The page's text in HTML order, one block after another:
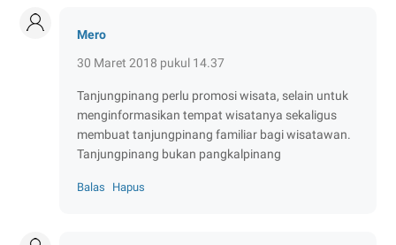
Mero
30 Maret 2018 pukul 14.37
Tanjungpinang perlu promosi wisata, selain untuk
menginformasikan tempat wisatanya sekaligus
membuat tanjungpinang familiar bagi wisatawan.
Tanjungpinang bukan pangkalpinang
Balas Hapus